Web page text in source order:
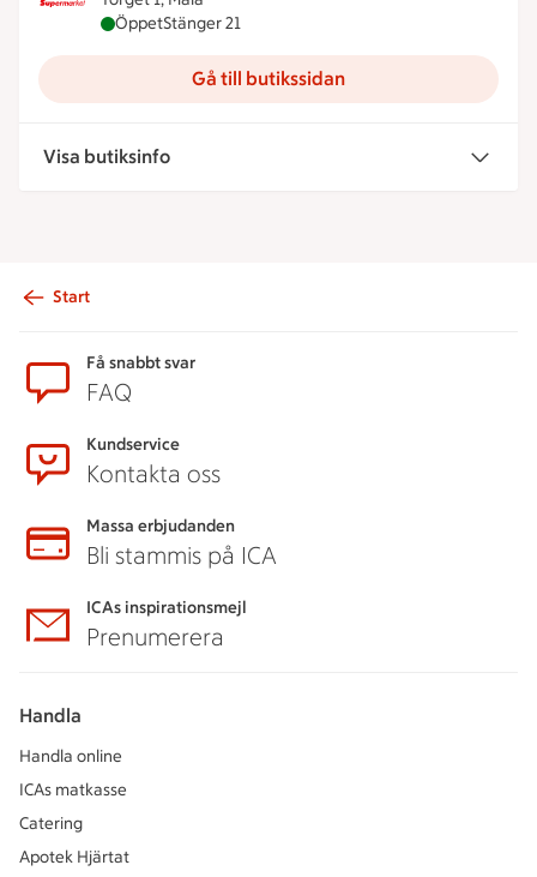
ICA Supermarket Malå är öppen nu, stänger
ÖppetStänger 21
Gå till butikssidan
Visa butiksinfo
Start
Få snabbt svar
FAQ
Kundservice
Kontakta oss
Massa erbjudanden
Bli stammis på ICA
ICAs inspirationsmejl
Prenumerera
Handla
Handla online
ICAs matkasse
Catering
Apotek Hjärtat